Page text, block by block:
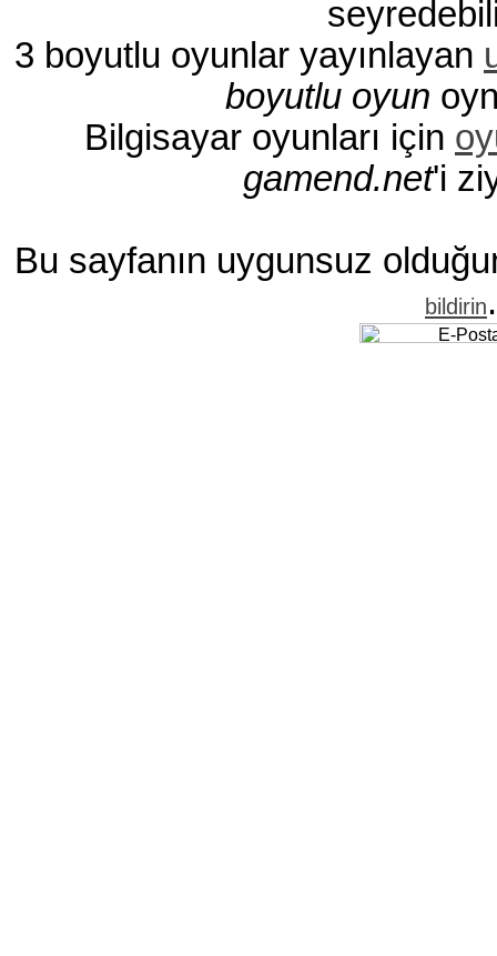
3 boyutlu oyunlar yayınlayan
boyutlu oyun
Bilgisayar oyunları için
gamend.net'i
Bu sayfanın uygunsuz
bildirin.